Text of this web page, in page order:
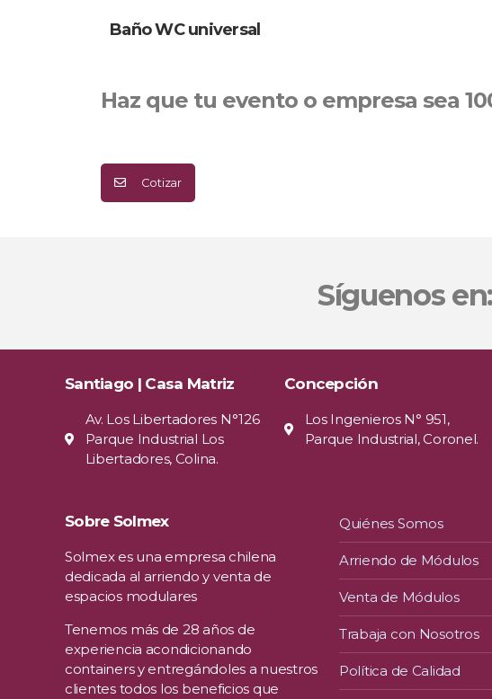
Baño WC universal
Haz que tu evento o empresa sea
Cotizar
Síguenos en:
Santiago | Casa Matriz
Av. Los Libertadores N°126
Parque Industrial Los
Libertadores, Colina.
Concepción
Los Ingenieros N° 951,
Parque Industrial, Coronel.
Sobre Solmex
Solmex es una empresa chilena
dedicada al arriendo y venta de
espacios modulares
Tenemos más de 28 años de
experiencia acondicionando
containers y entregándoles a nuestros
clientes todos los beneficios que
Quiénes Somos
Arriendo de Módulos
Venta de Módulos
Trabaja con Nosotros
Política de Calidad